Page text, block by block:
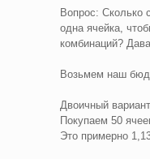
Вопрос: Сколько
одна ячейка,
комбинаций?
Возьмем наш
Двоичный
Покупаем 50
Это примерно